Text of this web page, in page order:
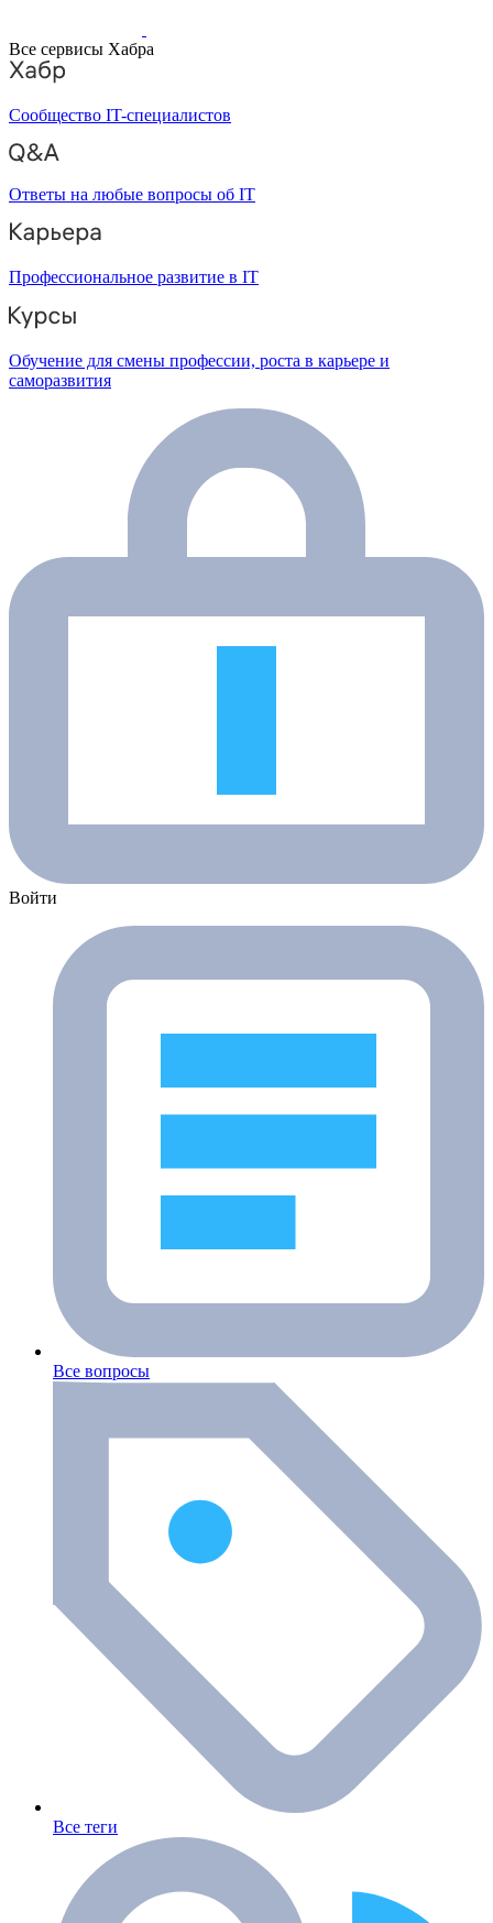
Все сервисы Хабра
Сообщество IT-специалистов
Ответы на любые вопросы об IT
Профессиональное развитие в IT
Обучение для смены профессии, роста в карьере и
саморазвития
Войти
Все вопросы
Все теги